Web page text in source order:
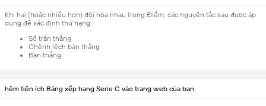
Khi hai (hoặc nhiều hơn) đội hòa nhau trong Điểm, các nguyên tắc sau được áp
dụng để xác định thứ hạng:
Số trận thắng
Chênh lệch bàn thắng
Bàn thắng
hêm tiện ích Bảng xếp hạng Serie C vào trang web của bạn